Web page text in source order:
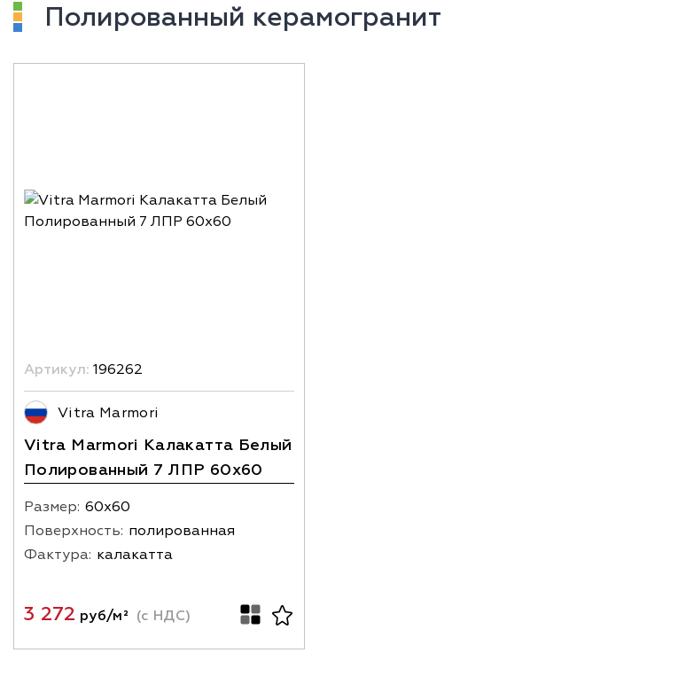
Полированный керамогранит
Артикул: 196262
Vitra Marmori
Vitra Marmori Калакатта Белый
Полированный 7 ЛПР 60x60
Размер: 60х60
Поверхность: полированная
Фактура: калакатта
3 272 руб/м² (с НДС)